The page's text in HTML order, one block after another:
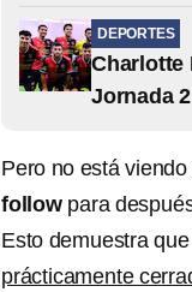
DEPORTES
Charlotte
Jornada
Pero no está
followpara
Esto demuestra
prácticamente